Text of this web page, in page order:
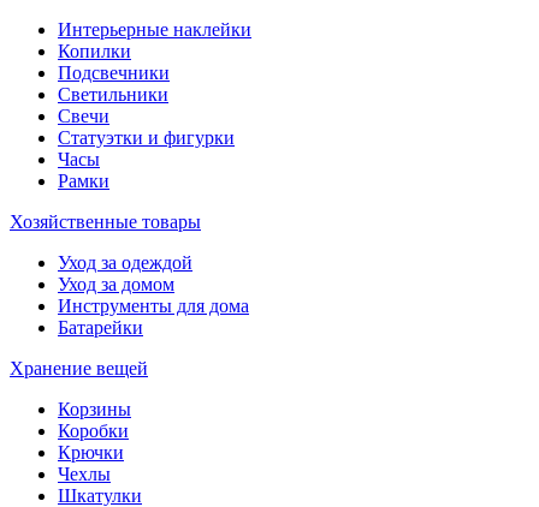
Интерьерные наклейки
Копилки
Подсвечники
Светильники
Свечи
Статуэтки и фигурки
Часы
Рамки
Хозяйственные товары
Уход за одеждой
Уход за домом
Инструменты для дома
Батарейки
Хранение вещей
Корзины
Коробки
Крючки
Чехлы
Шкатулки